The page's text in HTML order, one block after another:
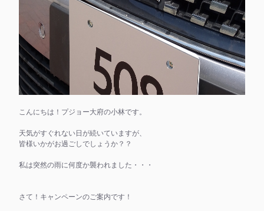
こんにちは！プジョー大府の小林です。
天気がすぐれない日が続いていますが、
皆様いかがお過ごしでしょうか？？
私は突然の雨に何度か襲われました・・・
さて！キャンペーンのご案内です！